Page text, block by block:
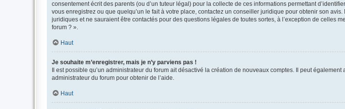
consentement écrit des parents (ou d’un tuteur légal) pour la collecte de ces informations permettant
vous enregistrez ou que quelqu’un le fait à votre place, contactez un conseiller juridique pour obtenir son
juridiques et ne sauraient être contactés pour des questions légales de toutes sortes, à l’exception de celles
forum ? ».
Haut
Je souhaite m’enregistrer, mais je n’y parviens pas !
Il est possible qu’un administrateur du forum ait désactivé la création de nouveaux comptes. Il peut
administrateur du forum pour obtenir de l’aide.
Haut